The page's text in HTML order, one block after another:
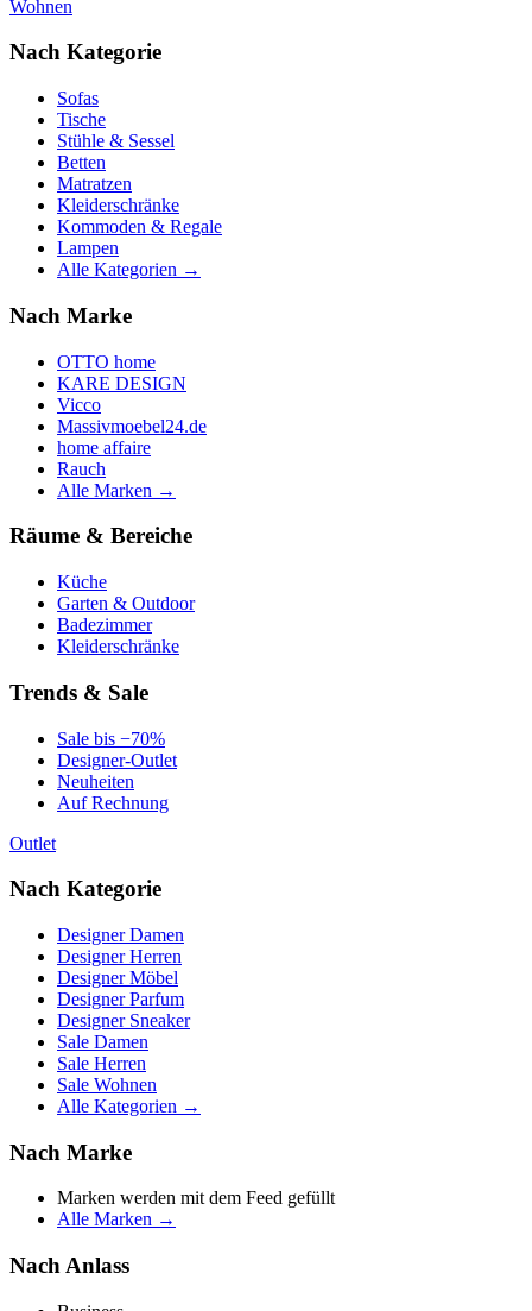
Wohnen
Nach Kategorie
Sofas
Tische
Stühle & Sessel
Betten
Matratzen
Kleiderschränke
Kommoden & Regale
Lampen
Alle Kategorien →
Nach Marke
OTTO home
KARE DESIGN
Vicco
Massivmoebel24.de
home affaire
Rauch
Alle Marken →
Räume & Bereiche
Küche
Garten & Outdoor
Badezimmer
Kleiderschränke
Trends & Sale
Sale bis −70%
Designer-Outlet
Neuheiten
Auf Rechnung
Outlet
Nach Kategorie
Designer Damen
Designer Herren
Designer Möbel
Designer Parfum
Designer Sneaker
Sale Damen
Sale Herren
Sale Wohnen
Alle Kategorien →
Nach Marke
Marken werden mit dem Feed gefüllt
Alle Marken →
Nach Anlass